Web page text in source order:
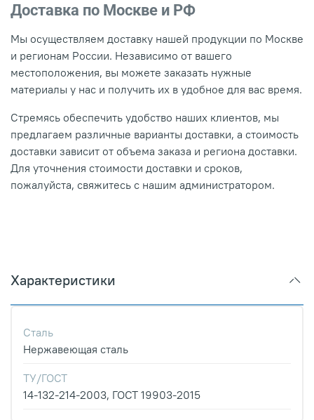
Доставка по Москве и РФ
Мы осуществляем доставку нашей продукции по Москве
и регионам России. Независимо от вашего
местоположения, вы можете заказать нужные
материалы у нас и получить их в удобное для вас время.
Стремясь обеспечить удобство наших клиентов, мы
предлагаем различные варианты доставки, а стоимость
доставки зависит от объема заказа и региона доставки.
Для уточнения стоимости доставки и сроков,
пожалуйста, свяжитесь с нашим администратором.
Характеристики
Сталь
Нержавеющая сталь
ТУ/ГОСТ
14-132-214-2003, ГОСТ 19903-2015